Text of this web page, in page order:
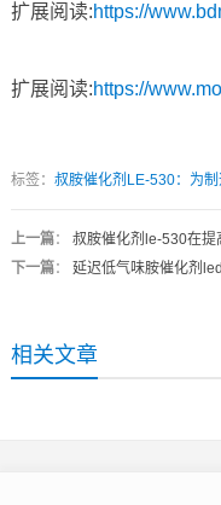
扩展阅读:https://
扩展阅读:https://
标签： 叔胺催化剂LE-530：为
上一篇： 叔胺催化剂le-530在提
下一篇： 延迟低气味胺催化剂
相关文章